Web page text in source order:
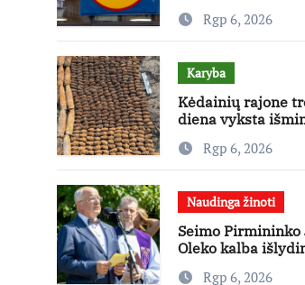
miesteRgp 6, 2026
Karyba
Kėdainių rajone
diena vyksta
kiekis Antrojo
karo laikų
amunicijos ir jos
Rgp 6, 2026
Naudinga žinoti
Seimo Pirmininko
Oleko kalba
Rgp 6, 2026